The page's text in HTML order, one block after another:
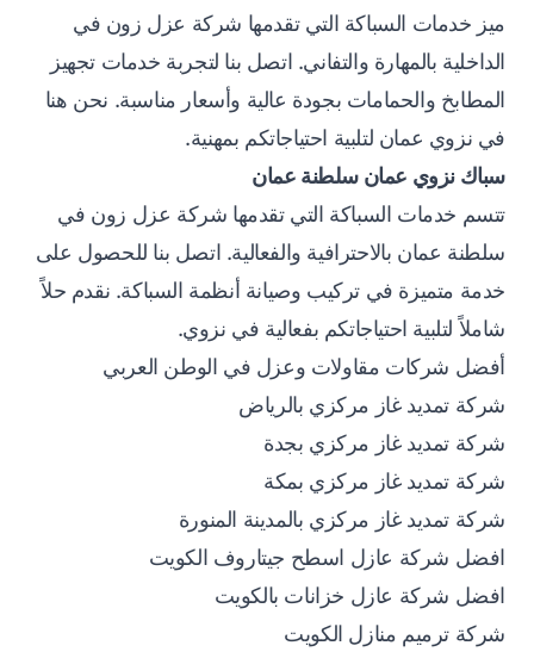
ميز خدمات السباكة التي تقدمها شركة عزل زون في
الداخلية بالمهارة والتفاني. اتصل بنا لتجربة خدمات تجهيز
المطابخ والحمامات بجودة عالية وأسعار مناسبة. نحن هنا
في نزوي عمان لتلبية احتياجاتكم بمهنية.
سباك نزوي عمان سلطنة عمان
تتسم خدمات السباكة التي تقدمها شركة عزل زون في
سلطنة عمان بالاحترافية والفعالية. اتصل بنا للحصول على
خدمة متميزة في تركيب وصيانة أنظمة السباكة. نقدم حلاً
شاملاً لتلبية احتياجاتكم بفعالية في نزوي.
أفضل شركات مقاولات وعزل في الوطن العربي
شركة تمديد غاز مركزي بالرياض
شركة تمديد غاز مركزي بجدة
شركة تمديد غاز مركزي بمكة
شركة تمديد غاز مركزي بالمدينة المنورة
افضل شركة عازل اسطح جيتاروف الكويت
افضل شركة عازل خزانات بالكويت
شركة ترميم منازل الكويت